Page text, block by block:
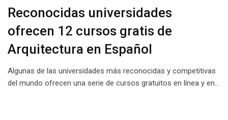
Reconocidas universidades
ofrecen 12 cursos gratis de
Arquitectura en Español
Algunas de las universidades más reconocidas y competitivas
del mundo ofrecen una serie de cursos gratuitos en línea y en…